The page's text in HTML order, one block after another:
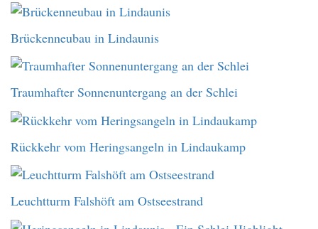
Brückenneubau in Lindaunis
Traumhafter Sonnenuntergang an der Schlei
Rückkehr vom Heringsangeln in Lindaukamp
Leuchtturm Falshöft am Ostseestrand